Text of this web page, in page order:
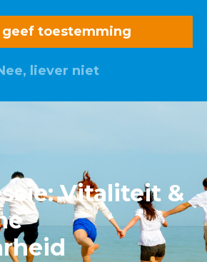
geef toestemming
liever niet
Vitaliteit &